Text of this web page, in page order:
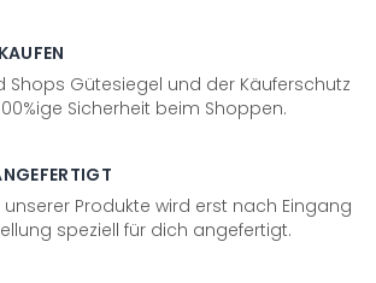
Shops Gütesiegel und der Käuferschutz
Sicherheit beim Shoppen.
unserer Produkte wird erst nach Eingang
speziell für dich angefertigt.